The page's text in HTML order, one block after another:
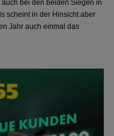
bei den beiden Siegen in
scheint in der Hinsicht aber
Jahr auch einmal das